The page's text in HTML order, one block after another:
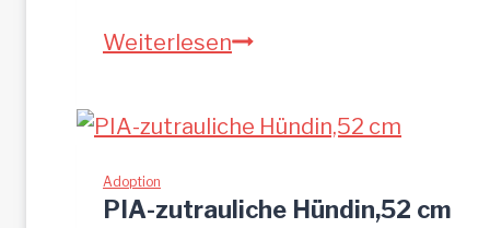
WeiterlesenMOGLI
Adoption
PIA-zutrauliche Hündin,52 cm